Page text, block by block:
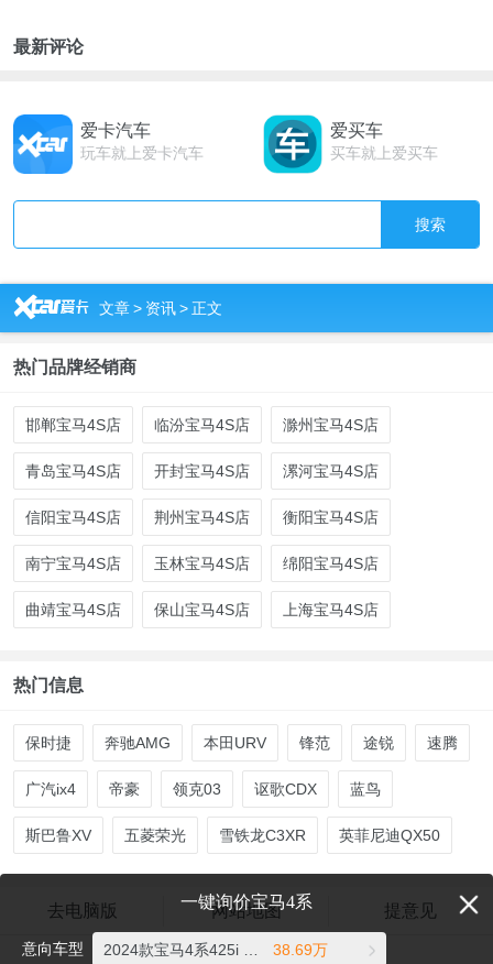
最新评论
爱卡汽车
玩车就上爱卡汽车
爱买车
买车就上爱买车
搜索
R 文章> 资讯>正文
热门品牌经销商
邯郸宝马4S店 临汾宝马4S店 滁州宝马4S店
青岛宝马4S店 开封宝马4S店 漯河宝马4S店
信阳宝马4S店 荆州宝马4S店 衡阳宝马4S店
南宁宝马4S店 玉林宝马4S店 绵阳宝马4S店
曲靖宝马4S店 保山宝马4S店 上海宝马4S店
热门信息
保时捷 奔驰AMG 本田URV 锋范 途锐 速腾
广汽ix4 帝豪 领克03 讴歌CDX 蓝鸟
斯巴鲁XV 五菱荣光 雪铁龙C3XR 英菲尼迪QX50
去电脑版 网站地图 提意见
爱卡汽车©2026 xcar.com.cn
一键询价宝马4系
意向车型 38.69万